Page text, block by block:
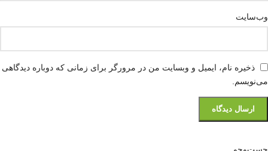
وب‌سایت
ذخیره نام، ایمیل و وبسایت من در مرورگر برای زمانی که دوباره دیدگاهی
می‌نویسم.